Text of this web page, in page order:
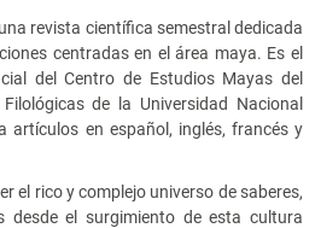
revista científica semestral dedicada
centradas en el área maya. Es el
del Centro de Estudios Mayas del
de la Universidad Nacional
artículos en español, inglés, francés y
el rico y complejo universo de saberes,
desde el surgimiento de esta cultura